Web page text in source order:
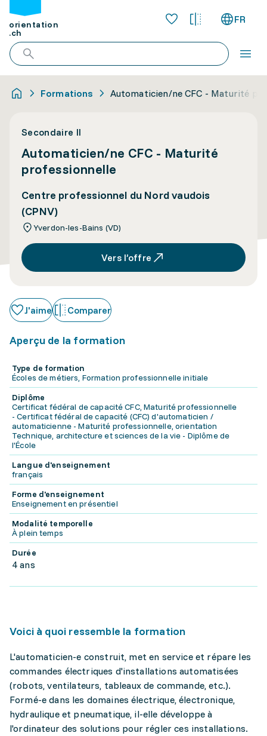
orientation
.ch
FR
Formations Automaticien/ne CFC - Maturité
Secondaire II
Automaticien/ne CFC - Maturité
professionnelle
Centre professionnel du Nord vaudois
(CPNV)
Yverdon-les-Bains (VD)
Vers l’offre
J'aime Comparer
Aperçu de la formation
Type de formation
Écoles de métiers, Formation professionnelle initiale
Diplôme
Certificat fédéral de capacité CFC, Maturité professionnelle
- Certificat fédéral de capacité (CFC) d'automaticien /
automaticienne - Maturité professionnelle, orientation
Technique, architecture et sciences de la vie - Diplôme de
l'École
Langue d'enseignement
français
Forme d'enseignement
Enseignement en présentiel
Modalité temporelle
À plein temps
Durée
4 ans
Voici à quoi ressemble la formation
L'automaticien-e construit, met en service et répare les
commandes électriques d'installations automatisées
(robots, ventilateurs, tableaux de commande, etc.).
Formé-e dans les domaines électrique, électronique,
hydraulique et pneumatique, il-elle développe à
l'ordinateur des solutions pour régler ces installations.